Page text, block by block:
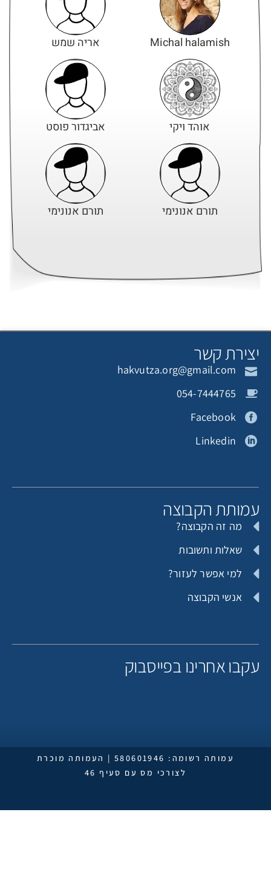
Michal halamish אריה שמש
אוהד ויקי אביגדור פוסט
תורם אנונימי תורם אנונימי
קשר
hakvutza.org@gmail.com
054-7444765
Facebook
Linkedin
הקבוצה
מה זה הקבוצה?
שאלות ותשובות
למי אפשר לעזור?
אנשי הקבוצה
אחרינו בפייסבוק
עמותה רשומה: 580601946 | העמותה מוכרת
לצורכי מס עם סעיף 46